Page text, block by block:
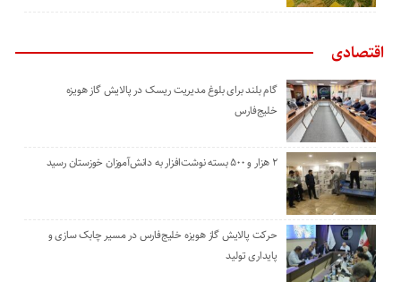
اقتصادی
گام بلند برای بلوغ مدیریت ریسک در پالایش گاز هویزه
خلیج‌فارس
۲ هزار و ۵۰۰ بسته نوشت‌افزار به دانش‌آموزان خوزستان رسید
حرکت پالایش گاز هویزه خلیج‌فارس در مسیر چابک سازی و
پایداری تولید